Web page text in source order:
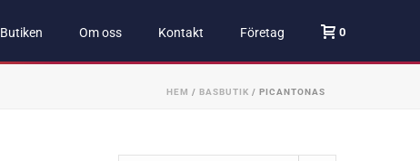
Butiken Om oss Kontakt Företag 0
HEM / BASBUTIK / PICANTONAS